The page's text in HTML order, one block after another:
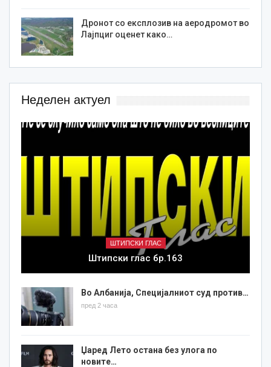
Дронот со експлозив на аеродромот во
Лајпциг оценет како…
Неделен актуел
ШТИПСКИ ГЛАС
Штипски глас бр.163
Во Албанија, Специјалниот суд против…
пред 2 часа
Џаред Лето остана без улога по
новите…